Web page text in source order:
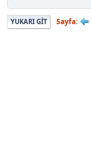
YUKARI GIT Sayfa